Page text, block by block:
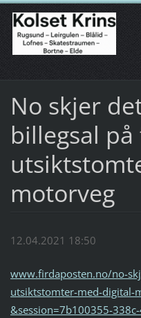
No skjer
billegsal
motorveg
12.04.2021 18:50
www.firdaposten.no/no-
utsiktstomter-med-digital-
&session=7b100355-